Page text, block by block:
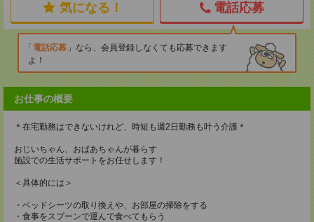
気になる！ 電話応募
電話応募
なら、会員登録しなくても応募できます
よ！
お仕事の概要
＊在宅勤務はできないけれど、時短も週2日勤務も叶う介護＊
おじいちゃん、おばあちゃんが暮らす
施設での生活サポートをお任せします！
＜具体的には＞
・ベッドシーツの取り換えや、お部屋の掃除をする
・食事をスプーンで運んで食べてもらう